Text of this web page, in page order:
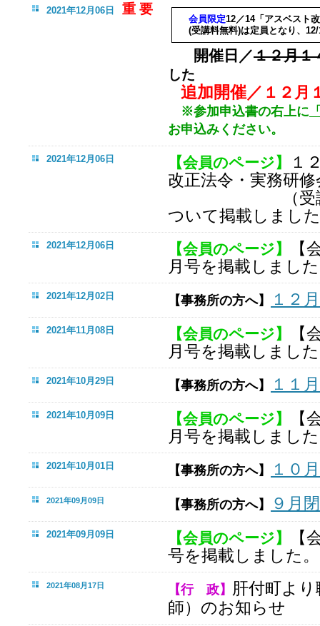
2021年12月06日 重 要
会員限定12／14「アスベスト
(受講料無料)は定員となり、
開催日／１２月１
した
追加開催／ １２月
※参加申込書の右上に
お申込みください。
2021年12月06日 【会員のページ】
１
改正法令・実務研修
（受講料無
ついて掲載しました
2021年12月06日 【会員のページ】
【
月号を掲載しまし
2021年12月02日 【事務所の方へ】 １２
2021年11月08日 【会員のページ】
【
月号を掲載しまし
2021年10月29日 【事務所の方へ】 １１
2021年10月09日 【会員のページ】
【
月号を掲載しまし
2021年10月01日 【事務所の方へ】 １０
2021年09月09日 【事務所の方へ】 ９月
2021年09月09日 【会員のページ】
【
号を掲載しました。
2021年08月17日 【行 政】 肝付町よ
師）のお知らせ